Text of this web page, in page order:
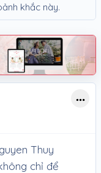
khắc này.
Thuy
chỉ để